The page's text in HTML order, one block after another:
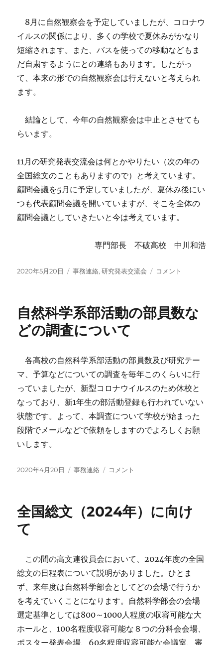
度
の
発
交
流
い
8月に自然観察会を予定していましたが、コロナウ
イルスの関係により、多くの学校で夏休みがかなり
短縮されます。また、バスを使っての移動などもま
だ自粛するようにとの連絡もあります。したがっ
て、本来の形での自然観察会は行えないと考えられ
ます。
結論として、今年の自然観察会は中止とさせても
らいます。
11月の研究発表交流会は何とかやりたい（次の年の
全国総文のこともありますので）と考えています。
顧問会議を5月に予定していましたが、夏休み後にい
つも代表顧問会議を開いていますが、そこを全体の
顧問会議としていきたいと今は考えています。
専門部長 不破高校 中川和浩
投
2020年5月20日
カ
ー
事務連絡,研究発表交流会
2020
自
然
に
つ
い
に
コメント
自然科学系部活動の部員数な
どの調査について
各高校の自然科学系部活動の部員数及び研究テー
マ、予算などについての調査を毎年このくらいに行
っていましたが、新型コロナウイルスのため休校と
なっており、新1年生の部活動登録も行われていない
状態です。よって、本調査について学校が始まった
段階でメールなどで依頼をしますのでよろしくお願
いします。
投
2020年4月20日
カ
事務連絡
自
系
部
員
数
ど
の
調
コメント
全国総文（2024年）に向け
て
この間の高文連役員会において、2024年度の全国
総文の日程表について説明がありました。ひとま
ず、来年度は自然科学部会としてどの会場で行うか
を考えていくことになります。自然科学部会の会場
選定基準としては800～1000人程度の収容可能な大
ホールと、100名程度収容可能な８つの分科会会場、
ポスター発表会場、60名程度収容可能な会議室、審